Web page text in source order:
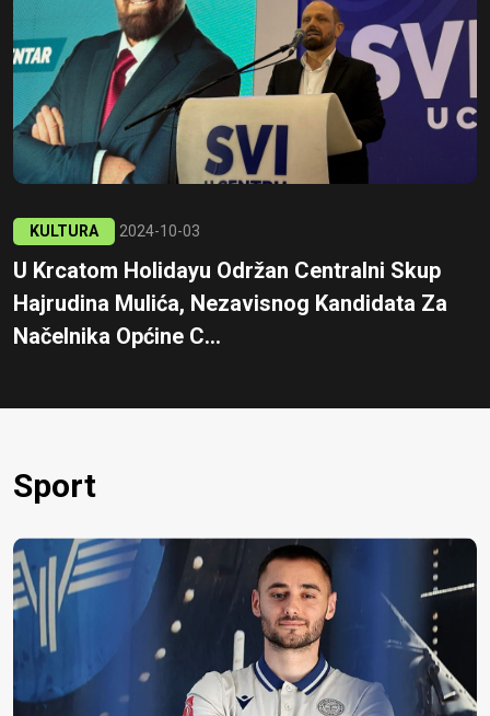
KULTURA 2024-10-03
U Krcatom Holidayu Održan Centralni Skup
Hajrudina Mulića, Nezavisnog Kandidata Za
Načelnika Općine C...
Sport